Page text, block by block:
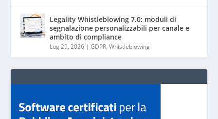
Legality Whistleblowing 7.0: moduli di
segnalazione personalizzabili per canale e
ambito di compliance
Lug 29, 2026 |GDPR,Whistleblowing